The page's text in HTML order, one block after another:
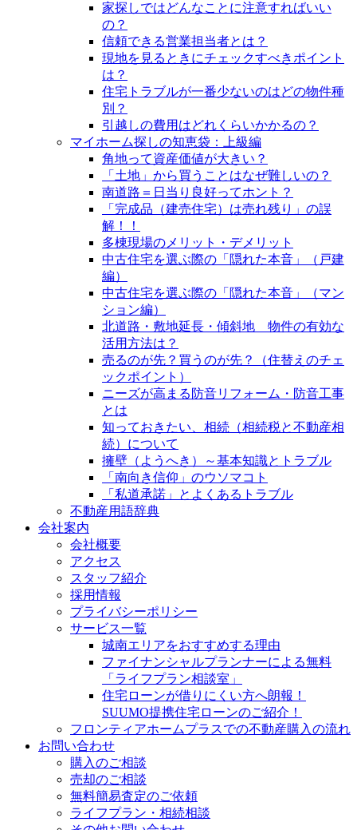
家探しではどんなことに注意すればいい
の？
信頼できる営業担当者とは？
現地を見るときにチェックすべきポイント
は？
住宅トラブルが一番少ないのはどの物件種
別？
引越しの費用はどれくらいかかるの？
マイホーム探しの知恵袋：上級編
角地って資産価値が大きい？
「土地」から買うことはなぜ難しいの？
南道路＝日当り良好ってホント？
「完成品（建売住宅）は売れ残り」の誤
解！！
多棟現場のメリット・デメリット
中古住宅を選ぶ際の「隠れた本音」（戸建
編）
中古住宅を選ぶ際の「隠れた本音」（マン
ション編）
北道路・敷地延長・傾斜地 物件の有効な
活用方法は？
売るのが先？買うのが先？（住替えのチェ
ックポイント）
ニーズが高まる防音リフォーム・防音工事
とは
知っておきたい、相続（相続税と不動産相
続）について
擁壁（ようへき）～基本知識とトラブル
「南向き信仰」のウソマコト
「私道承諾」とよくあるトラブル
不動産用語辞典
会社案内
会社概要
アクセス
スタッフ紹介
採用情報
プライバシーポリシー
サービス一覧
城南エリアをおすすめする理由
ファイナンシャルプランナーによる無料
「ライフプラン相談室」
住宅ローンが借りにくい方へ朗報！
SUUMO提携住宅ローンのご紹介！
フロンティアホームプラスでの不動産購入の流れ
お問い合わせ
購入のご相談
売却のご相談
無料簡易査定のご依頼
ライフプラン・相続相談